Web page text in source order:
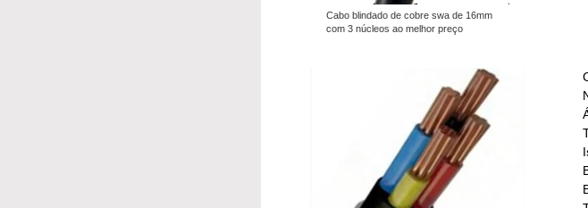
Cabo blindado de cobre swa de 16mm
com 3 núcleos ao melhor preço